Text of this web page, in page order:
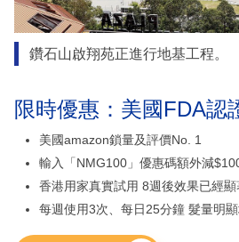
鑽石山啟翔苑正進行地基工程。
限時優惠：美國FDA認
美國amazon鎖量及評價No. 1
輸入「NMG100」優惠碼額外減
香港用家真實試用 8週後效果已經顯
每週使用3次、每日25分鐘 髮量明